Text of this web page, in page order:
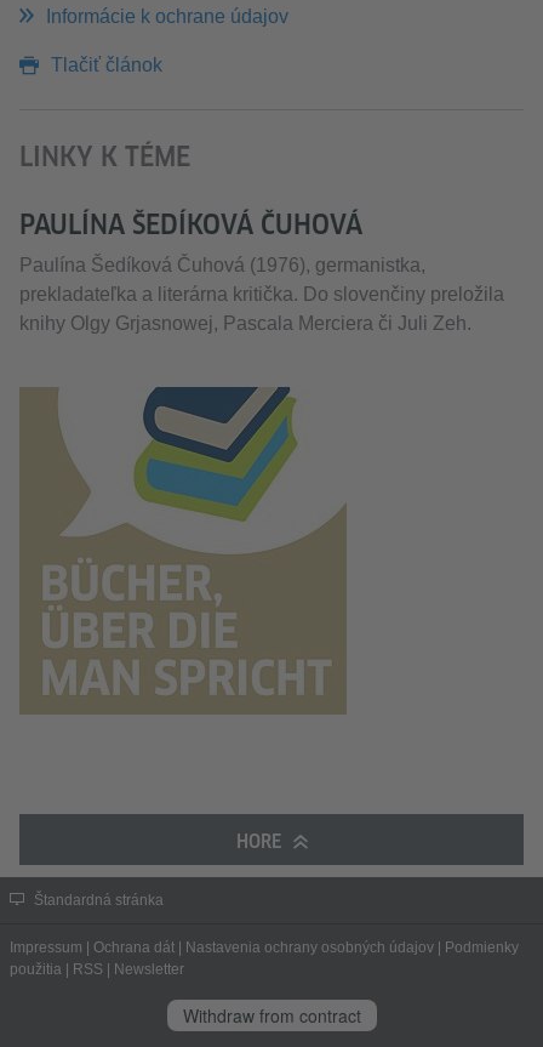
Informácie k ochrane údajov
Tlačiť článok
LINKY K TÉME
PAULÍNA ŠEDÍKOVÁ ČUHOVÁ
Paulína Šedíková Čuhová (1976), germanistka,
prekladateľka a literárna kritička. Do slovenčiny preložila
knihy Olgy Grjasnowej, Pascala Merciera či Juli Zeh.
HORE
Štandardná stránka
Impressum Ochrana dát Nastavenia ochrany osobných údajov
Podmienky
použitia
RSS Newsletter
Withdraw from contract